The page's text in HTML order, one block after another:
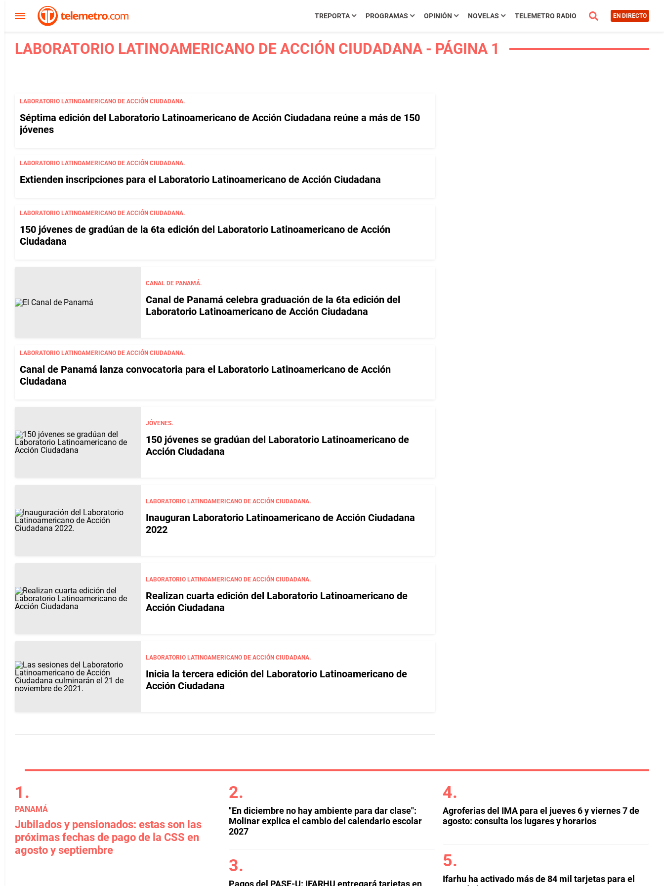
TREPORTA PROGRAMAS OPINIÓN NOVELAS TELEMETRO RADIO EN DIRECTO
LABORATORIO LATINOAMERICANO DE ACCIÓN CIUDADANA - PÁGINA 1
LABORATORIO LATINOAMERICANO DE ACCIÓN CIUDADANA.
Séptima edición del Laboratorio Latinoamericano de Acción Ciudadana reúne a más de 150
jóvenes
LABORATORIO LATINOAMERICANO DE ACCIÓN CIUDADANA.
Extienden inscripciones para el Laboratorio Latinoamericano de Acción Ciudadana
LABORATORIO LATINOAMERICANO DE ACCIÓN CIUDADANA.
150 jóvenes de gradúan de la 6ta edición del Laboratorio Latinoamericano de Acción
Ciudadana
CANAL DE PANAMÁ.
Canal de Panamá celebra graduación de la 6ta edición del
Laboratorio Latinoamericano de Acción Ciudadana
LABORATORIO LATINOAMERICANO DE ACCIÓN CIUDADANA.
Canal de Panamá lanza convocatoria para el Laboratorio Latinoamericano de Acción
Ciudadana
JÓVENES.
150 jóvenes se gradúan del Laboratorio Latinoamericano de
Acción Ciudadana
LABORATORIO LATINOAMERICANO DE ACCIÓN CIUDADANA.
Inauguran Laboratorio Latinoamericano de Acción Ciudadana
2022
LABORATORIO LATINOAMERICANO DE ACCIÓN CIUDADANA.
Realizan cuarta edición del Laboratorio Latinoamericano de
Acción Ciudadana
LABORATORIO LATINOAMERICANO DE ACCIÓN CIUDADANA.
Inicia la tercera edición del Laboratorio Latinoamericano de
Acción Ciudadana
PANAMÁ
Jubilados y pensionados: estas son las
próximas fechas de pago de la CSS en
agosto y septiembre
"En diciembre no hay ambiente para dar clase":
Molinar explica el cambio del calendario escolar
2027
Pagos del PASE-U: IFARHU entregará tarjetas en
Agroferias del IMA para el jueves 6 y viernes 7 de
agosto: consulta los lugares y horarios
Ifarhu ha activado más de 84 mil tarjetas para el